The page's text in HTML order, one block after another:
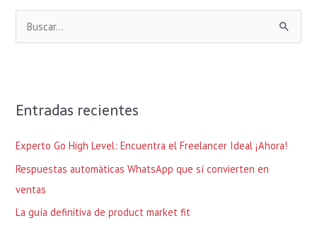
a
p
o
r
:
Entradas recientes
Experto Go High Level: Encuentra el Freelancer Ideal ¡Ahora!
Respuestas automáticas WhatsApp que sí convierten en
ventas
La guía definitiva de product market fit